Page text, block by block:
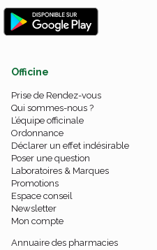
Officine
Prise de Rendez-vous
Qui sommes-nous ?
L’équipe officinale
Ordonnance
Déclarer un effet indésirable
Poser une question
Laboratoires & Marques
Promotions
Espace conseil
Newsletter
Mon compte
Annuaire des pharmacies